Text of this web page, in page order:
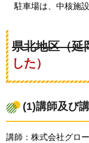
駐車場は、中核施
県北地区（延
した）
(1)講師及び
講師：株式会社グロ